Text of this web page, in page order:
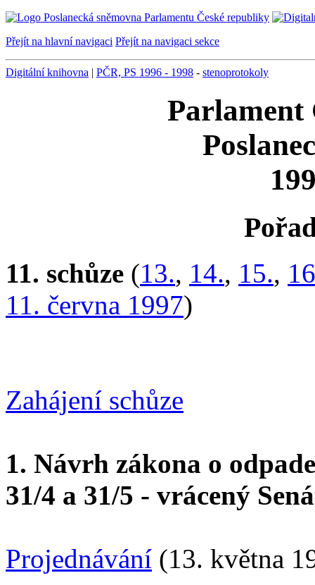
Přejít na hlavní navigaci Přejít na navigaci sekce
Digitální knihovna | PČR, PS 1996 - 1998 - stenoprotokoly
Parlament
11. schůze (13., 14., 15.,
11. června 1997)
Zahájení schůze
1. Návrh zákona o
31/4 a 31/5 - vrácený
Projednávání (13. května